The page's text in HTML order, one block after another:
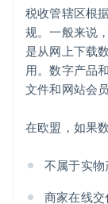
税收管辖区根
规。一般来说
是从网上下载
用。数字产品
文件和网站会员
在欧盟，如果
不属于实物
商家在线交